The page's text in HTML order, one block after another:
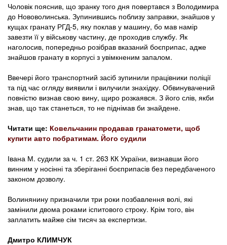
Чоловік пояснив, що зранку того дня повертався з Володимира
до Нововолинська. Зупинившись поблизу заправки, знайшов у
кущах гранату РГД-5, яку поклав у машину, бо мав намір
завезти її у військову частину, де проходив службу. Як
наголосив, попередньо розібрав вказаний боєприпас, адже
знайшов гранату в корпусі з увімкненим запалом.
Ввечері його транспортний засіб зупинили працівники поліції
та під час огляду виявили і вилучили знахідку. Обвинувачений
повністю визнав свою вину, щиро розкаявся. З його слів, якби
знав, що так станеться, то не піднімав би знайдене.
Читати ще: Ковельчанин продавав гранатомети, щоб
купити авто побратимам. Його судили
Івана М. судили за ч. 1 ст. 263 КК України, визнавши його
винним у носінні та зберіганні боєприпасів без передбаченого
законом дозволу.
Волинянину призначили три роки позбавлення волі, які
замінили двома роками іспитового строку. Крім того, він
заплатить майже сім тисяч за експертизи.
Дмитро КЛИМЧУК